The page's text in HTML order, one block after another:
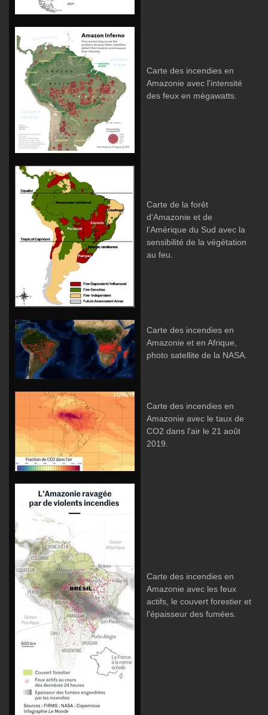
Carte des incendies en
Amazonie avec l'intensité
des feux en mégawatts.
Carte de la forêt
d'Amazonie et de
l'Amérique du Sud avec la
sensibilité de la végétation
au feu.
Carte des incendies en
Amazonie et en Afrique,
photo satellite de la NASA.
Carte des incendies en
Amazonie avec le taux de
CO2 dans l'air le 21 août
2019.
Carte des incendies en
Amazonie avec les feux
actifs, le couvert forestier et
l'épaisseur des fumées.